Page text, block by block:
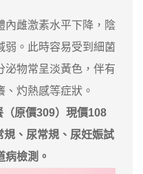
雌激素水平下降，陰
弱。此時容易受到細菌
泌物常呈淡黃色，伴有
灼熱感等症狀。
原價309）現價108
、尿常規、尿妊娠試
病檢測。